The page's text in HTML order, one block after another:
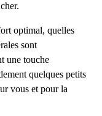
optimal, quelles
sont
une touche
quelques petits
vous et pour la